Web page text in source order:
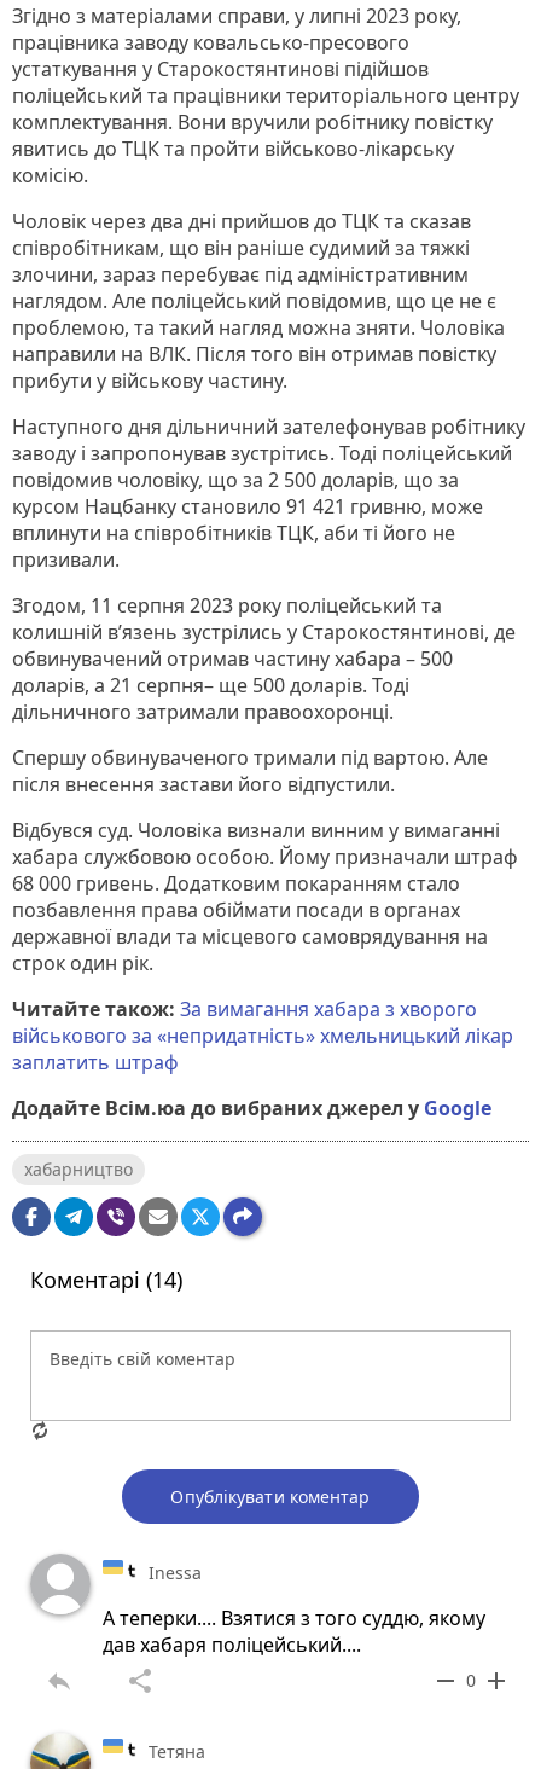
Згідно з матеріалами справи, у липні 2023 року,
працівника заводу ковальсько-пресового
устаткування у Старокостянтинові підійшов
поліцейський та працівники територіального центру
комплектування. Вони вручили робітнику повістку
явитись до ТЦК та пройти військово-лікарську
комісію.
Чоловік через два дні прийшов до ТЦК та сказав
співробітникам, що він раніше судимий за тяжкі
злочини, зараз перебуває під адміністративним
наглядом. Але поліцейський повідомив, що це не є
проблемою, та такий нагляд можна зняти. Чоловіка
направили на ВЛК. Після того він отримав повістку
прибути у військову частину.
Наступного дня дільничний зателефонував робітнику
заводу і запропонував зустрітись. Тоді поліцейський
повідомив чоловіку, що за 2 500 доларів, що за
курсом Нацбанку становило 91 421 гривню, може
вплинути на співробітників ТЦК, аби ті його не
призивали.
Згодом, 11 серпня 2023 року поліцейський та
колишній в’язень зустрілись у Старокостянтинові, де
обвинувачений отримав частину хабара – 500
доларів, а 21 серпня– ще 500 доларів. Тоді
дільничного затримали правоохоронці.
Спершу обвинуваченого тримали під вартою. Але
після внесення застави його відпустили.
Відбувся суд. Чоловіка визнали винним у вимаганні
хабара службовою особою. Йому призначали штраф
68 000 гривень. Додатковим покаранням стало
позбавлення права обіймати посади в органах
державної влади та місцевого самоврядування на
строк один рік.
Читайте також: За вимагання хабара з хворого
військового за «непридатність» хмельницький лікар
заплатить штраф
Додайте Всім.юа до вибраних джерел у Google
хабарництво
Коментарі (14)
Опублікувати коментар
Inessa
А теперки.... Взятися з того суддю, якому
дав хабаря поліцейський....
reply share remove 0 add
Тетяна